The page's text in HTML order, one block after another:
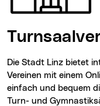
Die Stadt Linz bietet
Vereinen mit einem
einfach und bequem
Turn- und